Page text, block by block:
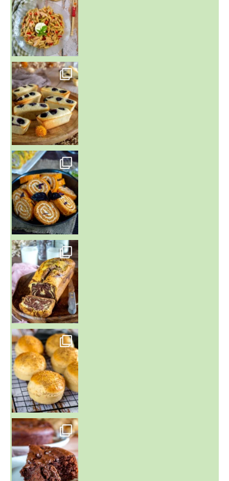
~ FINANCIERS MYRTILLES ET CITRON ~
Aujourd'hu
~ BUNS MAISON ~
Un peu de boulange par ici au
~ GÂTEAU FONDANT CHOCO NOISETTE ~
C'est lundi